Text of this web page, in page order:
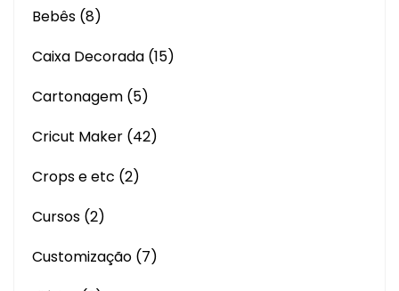
Bebês (8)
Caixa Decorada (15)
Cartonagem (5)
Cricut Maker (42)
Crops e etc (2)
Cursos (2)
Customização (7)